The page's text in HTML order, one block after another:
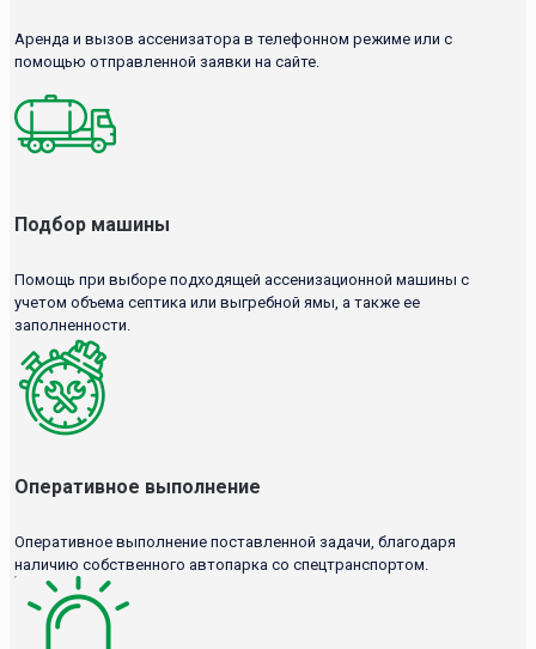
Аренда и вызов ассенизатора в телефонном режиме или с
помощью отправленной заявки на сайте.
Подбор машины
Помощь при выборе подходящей ассенизационной машины с
учетом объема септика или выгребной ямы, а также ее
заполненности.
Оперативное выполнение
Оперативное выполнение поставленной задачи, благодаря
наличию собственного автопарка со спецтранспортом.